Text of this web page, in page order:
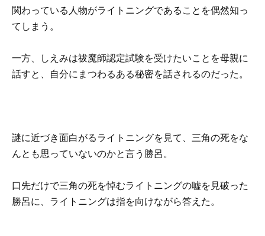
関わっている人物がライトニングであることを偶然知っ
てしまう。
一方、しえみは祓魔師認定試験を受けたいことを母親に
話すと、自分にまつわるある秘密を話されるのだった。
謎に近づき面白がるライトニングを見て、三角の死をな
んとも思っていないのかと言う勝呂。
口先だけで三角の死を悼むライトニングの嘘を見破った
勝呂に、ライトニングは指を向けながら答えた。